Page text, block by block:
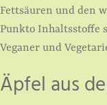
Fettsäuren und den
Punkto Inhaltsstoffe
Veganer und
Äpfel aus